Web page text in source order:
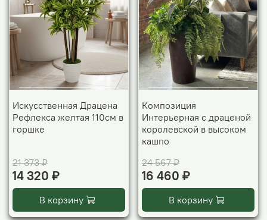
Искусственная Драцена
Рефлекса желтая 110см в
горшке
21 373 ₽
14 320 ₽
В корзину
Композиция
Интерьерная с драценой
королевской в высоком
кашпо
24 567 ₽
16 460 ₽
В корзину